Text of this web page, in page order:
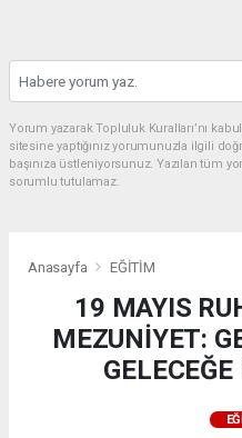
Yorum yazarak Topluluk Kuralları’nı
sitesine yaptığınız yorumunuzla ilgili
başınıza üstleniyorsunuz. Yazılan tüm
sorumlu tutulamaz.
Anasayfa EĞİTİM
19 MAYIS
MEZUNİYET: